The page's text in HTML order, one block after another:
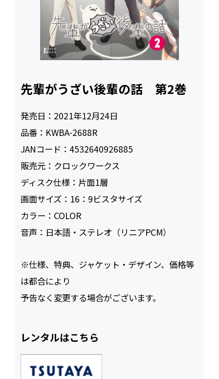
先輩がうざい後輩の話 第2巻
発売日： 2021年12月24日
品番： KWBA-2688R
JANコード：4532640926885
販売元： クロックワークス
ディスク仕様： 片面1層
画面サイズ： 16：9ビスタサイズ
カラー： COLOR
音声： 日本語・ステレオ（リニアPCM）
※仕様、特典、ジャケット・デザイン、価格等
は都合により
予告なく変更する場合がございます。
レンタルはこちら